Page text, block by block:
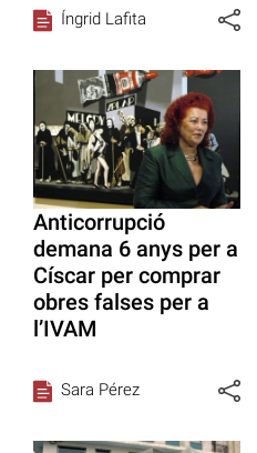
Íngrid Lafita
Anticorrupció
demana 6 anys per a
Císcar per comprar
obres falses per a
l’IVAM
Sara Pérez